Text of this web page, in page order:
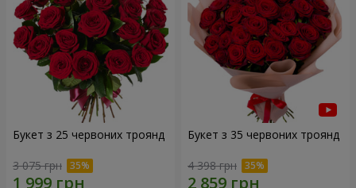
Букет з 25 червоних троянд
3 075 грн
Букет з 35 червоних троянд
4 398 грн